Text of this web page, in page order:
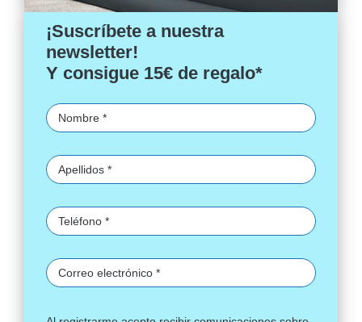
¡Suscríbete a nuestra
newsletter!
Y consigue 15€ de regalo*